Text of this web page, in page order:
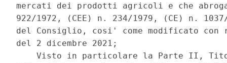
mercati dei prodotti agricoli e che
922/1972, (CEE) n. 234/1979, (CE) n.
del Consiglio, cosi' come modificato con
del 2 dicembre 2021;
Visto in particolare la Parte II,